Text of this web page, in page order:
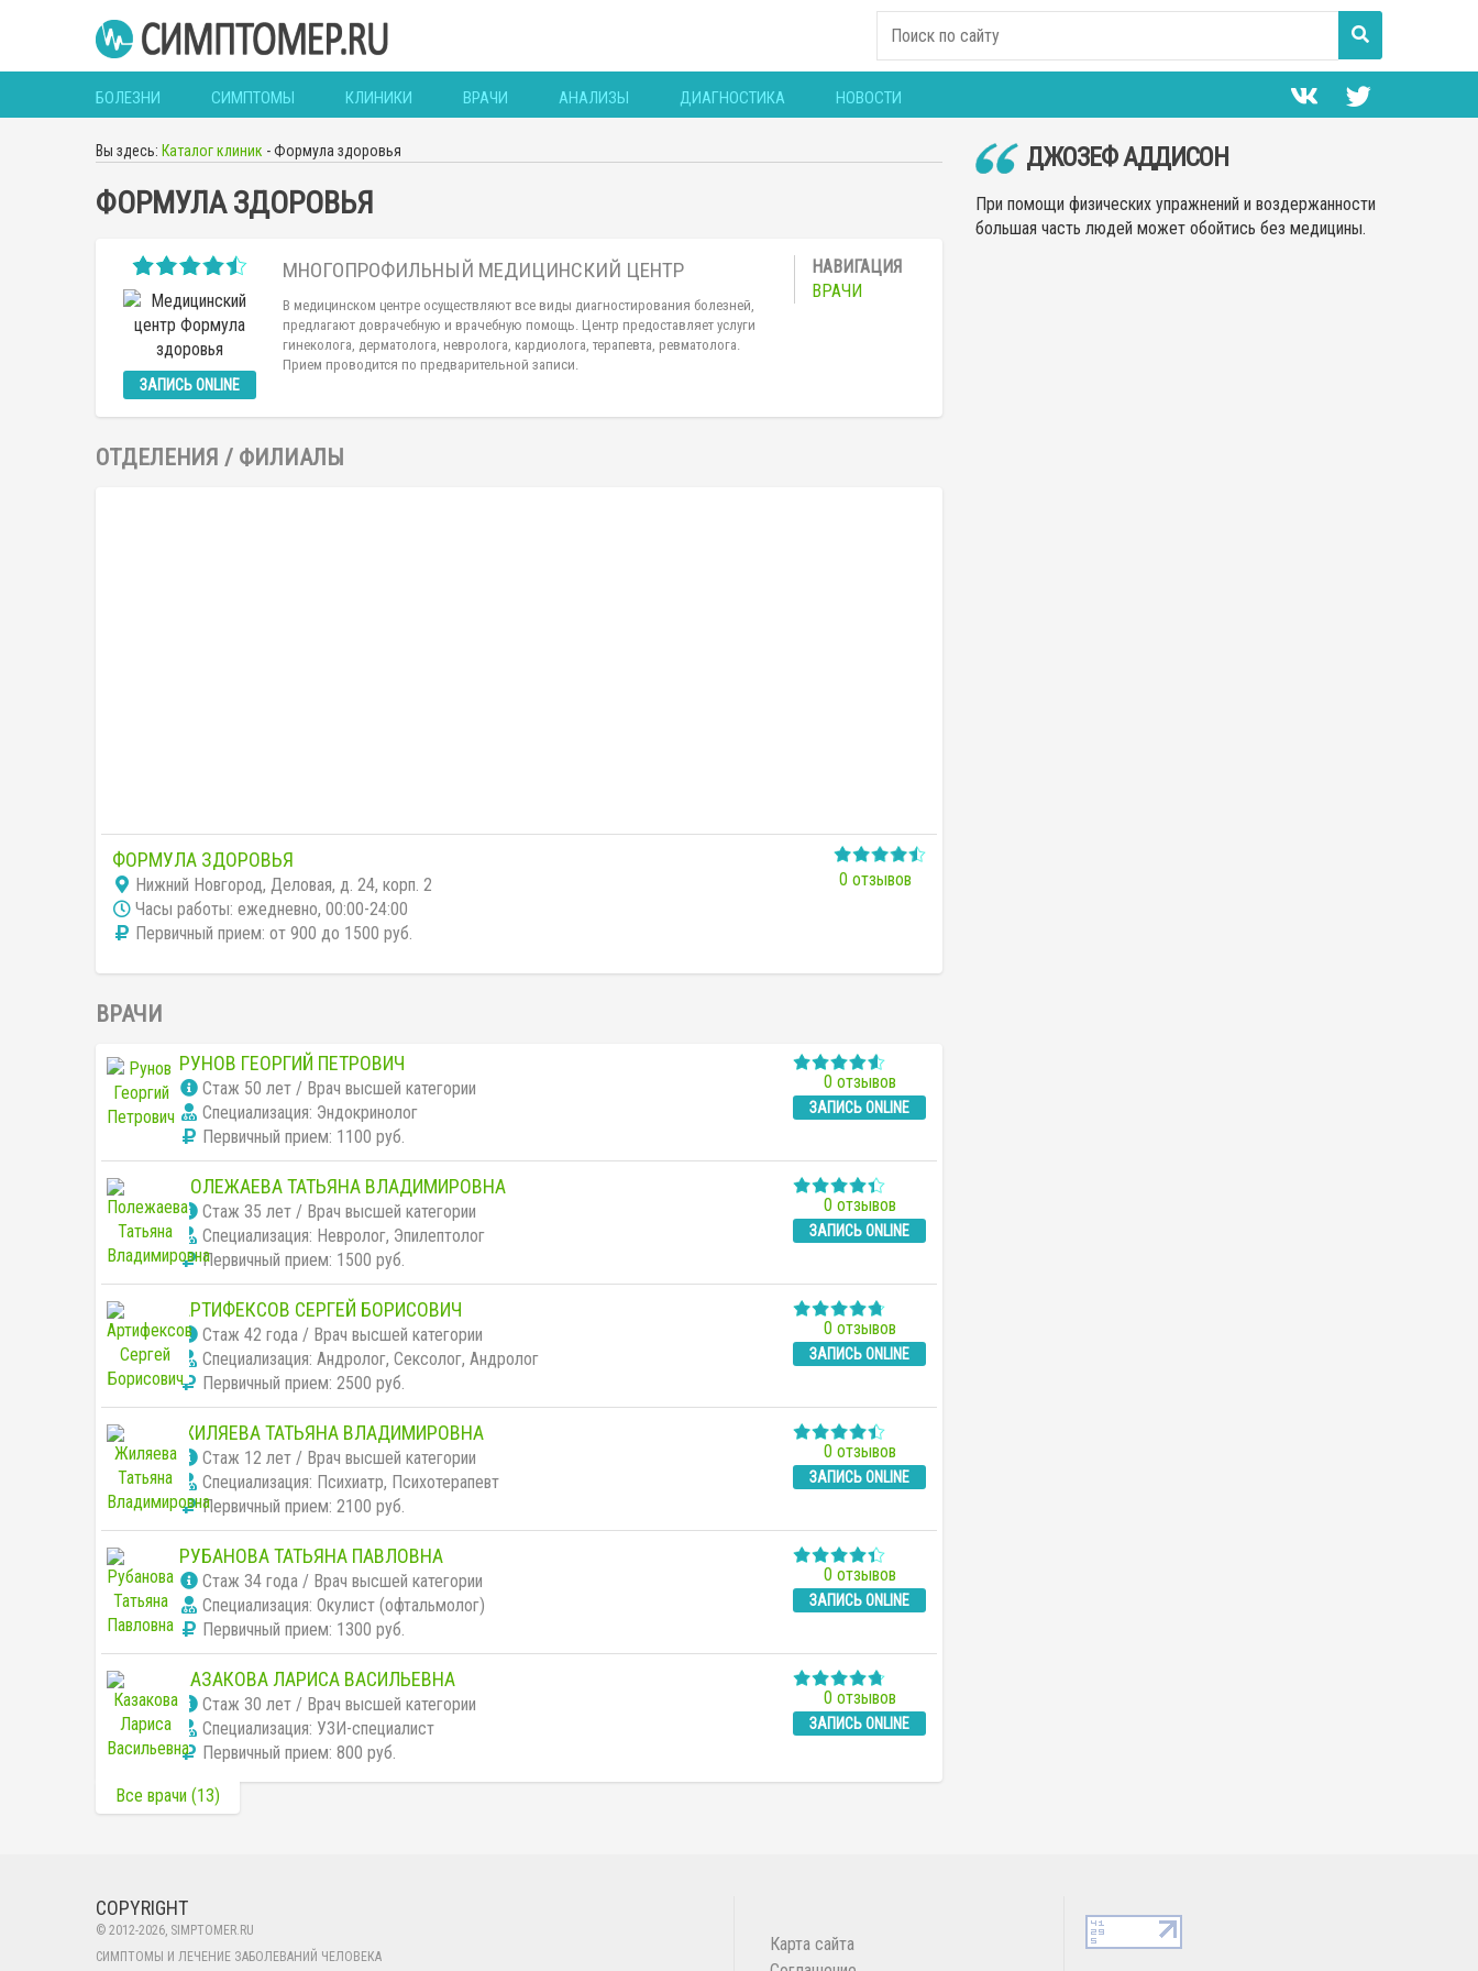
БОЛЕЗНИ СИМПТОМЫ КЛИНИКИ ВРАЧИ АНАЛИЗЫ ДИАГНОСТИКА НОВОСТИ
Вы здесь: Каталог клиник -Формула здоровья
ФОРМУЛА ЗДОРОВЬЯ
ЗАПИСЬ ONLINE
МНОГОПРОФИЛЬНЫЙ МЕДИЦИНСКИЙ ЦЕНТР
В медицинском центре осуществляют все виды диагностирования болезней,
предлагают доврачебную и врачебную помощь. Центр предоставляет услуги
гинеколога, дерматолога, невролога, кардиолога, терапевта, ревматолога.
Прием проводится по предварительной записи.
ВРАЧИ
ОТДЕЛЕНИЯ / ФИЛИАЛЫ
0 отзывов
ФОРМУЛА ЗДОРОВЬЯ
Нижний Новгород, Деловая, д. 24, корп. 2
Часы работы: ежедневно, 00:00-24:00
Первичный прием: от 900 до 1500 руб.
ВРАЧИ
0 отзывов
ЗАПИСЬ ONLINE
РУНОВ ГЕОРГИЙ ПЕТРОВИЧ
Cтаж 50 лет / Врач высшей категории
Специализация: Эндокринолог
Первичный прием: 1100 руб.
0 отзывов
ЗАПИСЬ ONLINE
ПОЛЕЖАЕВА ТАТЬЯНА ВЛАДИМИРОВНА
Cтаж 35 лет / Врач высшей категории
Специализация: Невролог, Эпилептолог
Первичный прием: 1500 руб.
0 отзывов
ЗАПИСЬ ONLINE
АРТИФЕКСОВ СЕРГЕЙ БОРИСОВИЧ
Cтаж 42 года / Врач высшей категории
Специализация: Андролог, Сексолог, Андролог
Первичный прием: 2500 руб.
0 отзывов
ЗАПИСЬ ONLINE
ЖИЛЯЕВА ТАТЬЯНА ВЛАДИМИРОВНА
Cтаж 12 лет / Врач высшей категории
Специализация: Психиатр, Психотерапевт
Первичный прием: 2100 руб.
0 отзывов
ЗАПИСЬ ONLINE
РУБАНОВА ТАТЬЯНА ПАВЛОВНА
Cтаж 34 года / Врач высшей категории
Специализация: Окулист (офтальмолог)
Первичный прием: 1300 руб.
0 отзывов
ЗАПИСЬ ONLINE
КАЗАКОВА ЛАРИСА ВАСИЛЬЕВНА
Cтаж 30 лет / Врач высшей категории
Специализация: УЗИ-специалист
Первичный прием: 800 руб.
Все врачи (13)
ДЖОЗЕФ АДДИСОН
При помощи физических упражнений и воздержанности
большая часть людей может обойтись без медицины.
COPYRIGHT
© 2012-2026, SIMPTOMER.RU
СИМПТОМЫ И ЛЕЧЕНИЕ ЗАБОЛЕВАНИЙ ЧЕЛОВЕКА
Карта сайта